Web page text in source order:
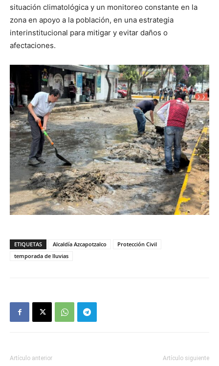
situación climatológica y un monitoreo constante en la
zona en apoyo a la población, en una estrategia
interinstitucional para mitigar y evitar daños o
afectaciones.
ETIQUETAS Alcaldía Azcapotzalco
Protección Civil
temporada de lluvias
Artículo anterior Artículo siguiente